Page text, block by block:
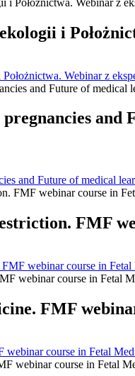
i
Webinar z
and Future of medical
FMF
webinar course in
FMF
webinar course in Fetal